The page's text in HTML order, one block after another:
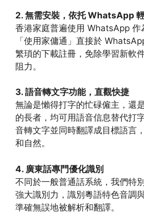
2. 無需安裝，依托 WhatsApp
香港家庭普遍使用 WhatsApp 作
「使用家傭通」直接於
繁瑣的下載註冊，免除學習新軟
阻力。
3. 語音轉文字功能，直觀快捷
無論是懶得打字的忙碌僱主，還
的長者，均可用語音信息替代打
音轉文字並同時翻譯成目標語言
和自然。
4. 廣東話專門優化識別
不同於一般普通話系統，我們特
強大識別力，識別粵語特色音調
準確無誤地被解析和翻譯。